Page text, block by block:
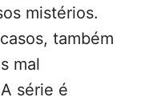
mistérios.
também
mal
série é